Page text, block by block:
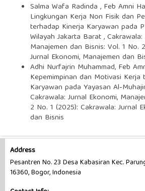
Salma Wafa Radinda , Feb Amni
Lingkungan Kerja Non Fisik dan
terhadap Kinerja Karyawan pada
Wilayah Jakarta Barat,
Manajemen dan Bisnis: Vol. 1 No.
Jurnal Ekonomi, Manajemen dan
Adhi Nurfajrin Muhammad, Feb
Kepemimpinan dan Motivasi Kerja
Karyawan pada Yayasan Al-
Cakrawala: Jurnal Ekonomi,
2 No. 1 (2025): Cakrawala: Jurnal
dan Bisnis
Address
Pesantren No. 23 Desa Kabasiran Kec.
16360, Bogor, Indonesia